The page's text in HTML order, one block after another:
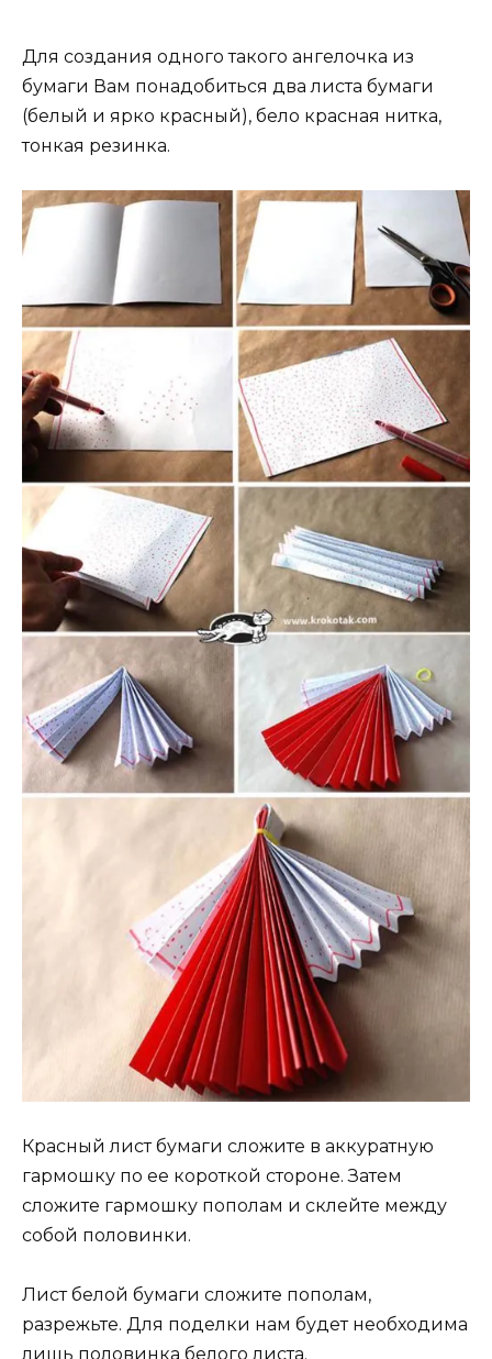
Для создания одного такого ангелочка из
бумаги Вам понадобиться два листа бумаги
(белый и ярко красный), бело красная нитка,
тонкая резинка.
Красный лист бумаги сложите в аккуратную
гармошку по ее короткой стороне. Затем
сложите гармошку пополам и склейте между
собой половинки.
Лист белой бумаги сложите пополам,
разрежьте. Для поделки нам будет необходима
лишь половинка белого листа.